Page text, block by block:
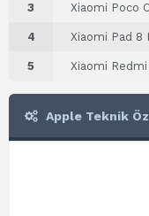
3 Xiaomi Poco
4 Xiaomi Pad 8
5 Xiaomi
Apple Teknik